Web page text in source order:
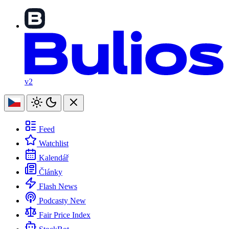
v2
Feed
Watchlist
Kalendář
Články
Flash News
Podcasty New
Fair Price Index